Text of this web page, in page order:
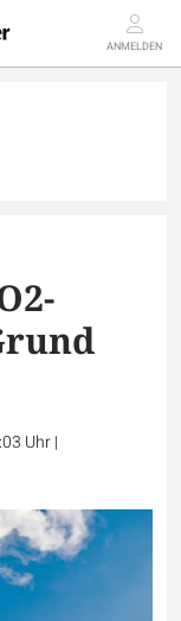
ANMELDEN
Uhr|